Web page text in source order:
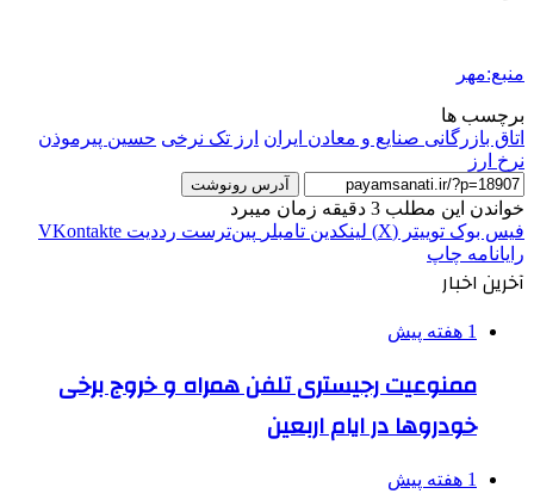
منبع:مهر
برچسب ها
اتاق بازرگانی صنایع و معادن ایران ارز تک نرخی حسین پیرموذن
نرخ ارز
آدرس رونوشت
خواندن این مطلب 3 دقیقه زمان میبرد
فیس بوک توییتر (X) لینکدین ‫تامبلر ‫پین‌ترست ‫رددیت ‫VKontakte
رایانامه چاپ
آخرین اخبار
1 هفته پیش
ممنوعیت رجیستری تلفن همراه و خروج برخی
خودروها در ایام اربعین
1 هفته پیش